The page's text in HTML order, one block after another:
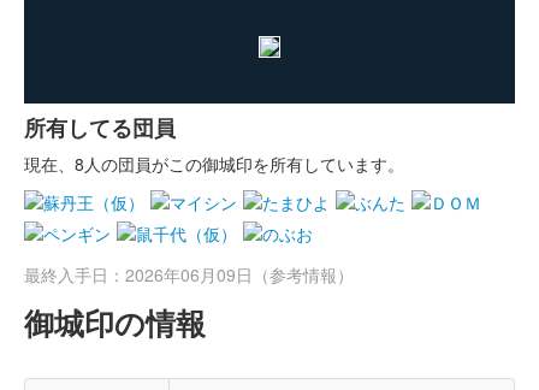
所有してる団員
現在、8人の団員がこの御城印を所有しています。
最終入手日：2026年06月09日（参考情報）
御城印の情報